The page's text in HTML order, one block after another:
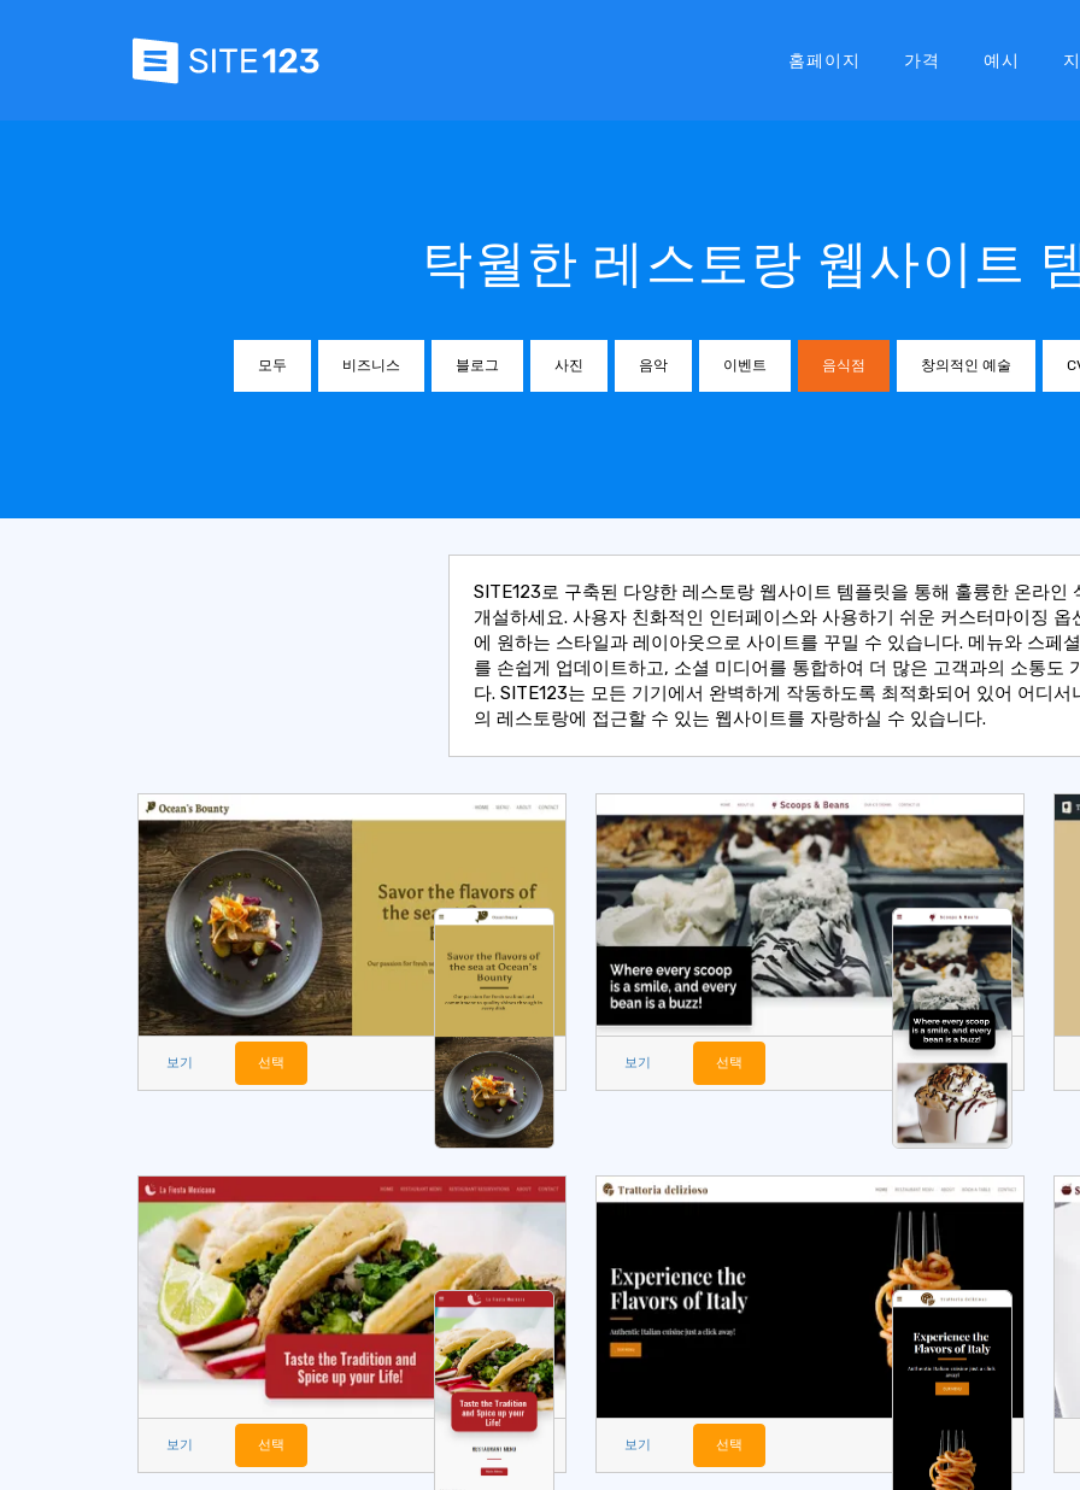
홈페이지 가격 예시
탁월한 레스토랑 웹사이트
모두 비즈니스 블로그 사진 음악 이벤트 음식점 창의적인 예술
SITE123로 구축된 다양한 레스토랑 웹사이트 템플릿을 통해 훌륭한 온라인
개설하세요. 사용자 친화적인 인터페이스와 사용하기 쉬운 커스터마이징 옵
에 원하는 스타일과 레이아웃으로 사이트를 꾸밀 수 있습니다. 메뉴와 스페
를 손쉽게 업데이트하고, 소셜 미디어를 통합하여 더 많은 고객과의 소통도
다. SITE123는 모든 기기에서 완벽하게 작동하도록 최적화되어 있어 어디서
의 레스토랑에 접근할 수 있는 웹사이트를 자랑하실 수 있습니다.
보기 선택 보기 선택
보기 선택 보기 선택